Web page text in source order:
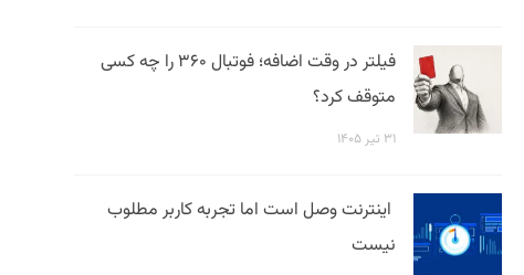
فیلتر در وقت اضافه؛ فوتبال ۳۶۰ را چه کسی
متوقف کرد؟
۳۱ تیر ۱۴۰۵
اینترنت وصل است اما تجربه کاربر مطلوب
نیست